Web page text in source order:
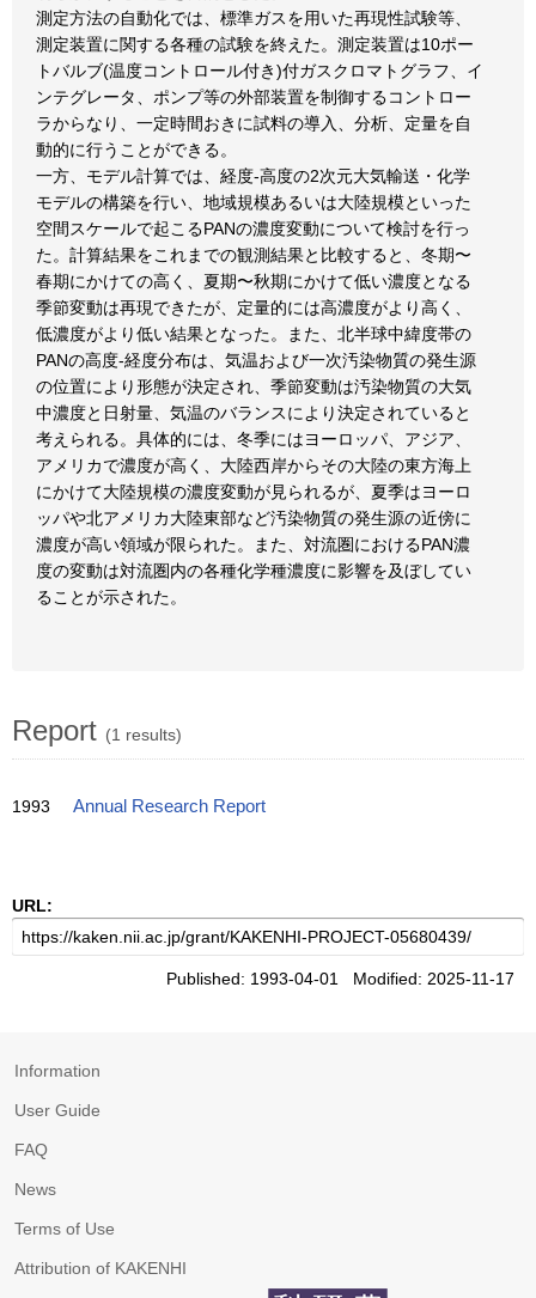
測定方法の自動化では、標準ガスを用いた再現性試験等、
測定装置に関する各種の試験を終えた。測定装置は10ポー
トバルブ(温度コントロール付き)付ガスクロマトグラフ、イ
ンテグレータ、ポンプ等の外部装置を制御するコントロー
ラからなり、一定時間おきに試料の導入、分析、定量を自
動的に行うことができる。
一方、モデル計算では、経度-高度の2次元大気輸送・化学
モデルの構築を行い、地域規模あるいは大陸規模といった
空間スケールで起こるPANの濃度変動について検討を行っ
た。計算結果をこれまでの観測結果と比較すると、冬期〜
春期にかけての高く、夏期〜秋期にかけて低い濃度となる
季節変動は再現できたが、定量的には高濃度がより高く、
低濃度がより低い結果となった。また、北半球中緯度帯の
PANの高度-経度分布は、気温および一次汚染物質の発生源
の位置により形態が決定され、季節変動は汚染物質の大気
中濃度と日射量、気温のバランスにより決定されていると
考えられる。具体的には、冬季にはヨーロッパ、アジア、
アメリカで濃度が高く、大陸西岸からその大陸の東方海上
にかけて大陸規模の濃度変動が見られるが、夏季はヨーロ
ッパや北アメリカ大陸東部など汚染物質の発生源の近傍に
濃度が高い領域が限られた。また、対流圏におけるPAN濃
度の変動は対流圏内の各種化学種濃度に影響を及ぼしてい
ることが示された。
Report (1 results)
1993 Annual Research Report
URL:
Published: 1993-04-01 Modified: 2025-11-17
Information
User Guide
FAQ
News
Terms of Use
Attribution of KAKENHI